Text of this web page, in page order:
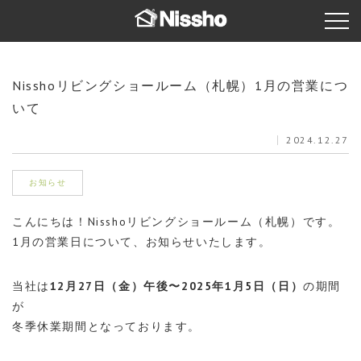
Nisshoリビングショールーム（札幌）1月の営業につ
いて
2024.12.27
お知らせ
こんにちは！Nisshoリビングショールーム（札幌）です。
1月の営業日について、お知らせいたします。
当社は12月27日（金）午後〜2025年1月5日（日）の期間
が
冬季休業期間となっております。